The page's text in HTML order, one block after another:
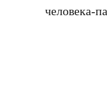
человека-